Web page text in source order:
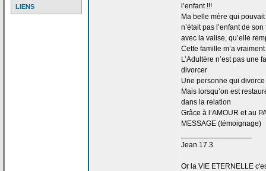
LIENS
l’enfant !!!
Ma belle mère qui
n’était pas l’enfant de son
avec la valise, qu’elle
Cette famille m’a
L’Adultère n’est pas une
divorcer
Une personne qui
Mais lorsqu’on est
dans la relation
Grâce à l’AMOUR et au
MESSAGE (témoignage)
Jean 17.3
Or la VIE ETERNELLE